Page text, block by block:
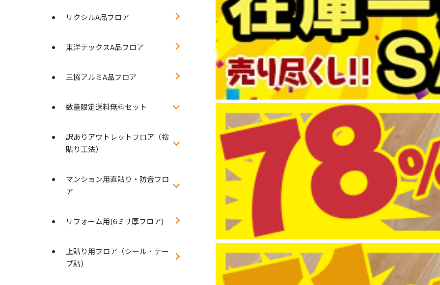
リクシルA品フロア
東洋テックスA品フロア
三協アルミA品フロア
数量限定送料無料セット
訳ありアウトレットフロア（捨
貼り工法）
マンション用直貼り・防音フロ
ア
リフォーム用(6ミリ厚フロア)
上貼り用フロア（シール・テー
プ貼）